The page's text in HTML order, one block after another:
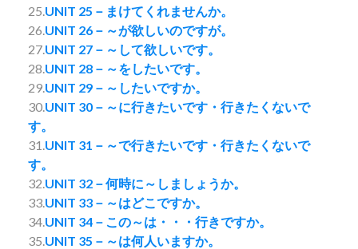
25.UNIT 25－まけてくれませんか。
26.UNIT 26－～が欲しいのですが。
27.UNIT 27－～して欲しいです。
28.UNIT 28－～をしたいです。
29.UNIT 29－～したいですか。
30.UNIT 30－～に行きたいです・行きたくないで
す。
31.UNIT 31－～で行きたいです・行きたくないで
す。
32.UNIT 32－何時に～しましょうか。
33.UNIT 33－～はどこですか。
34.UNIT 34－この～は・・・行きですか。
35.UNIT 35－～は何人いますか。